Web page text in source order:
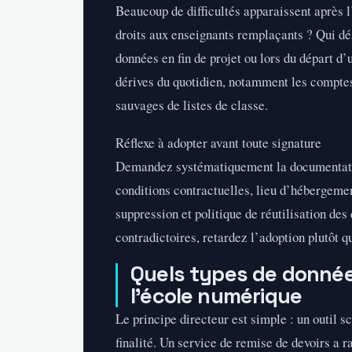
Beaucoup de difficultés apparaissent
droits aux enseignants remplaçants ? Qui
données en fin de projet ou lors du départ
dérives du quotidien, notamment les
sauvages de listes de classe.
Réflexe à adopter avant toute signature
Demandez systématiquement la
conditions contractuelles, lieu
suppression et politique de réutilisation
contradictoires, retardez l’adoption plutôt
Quels types de
l’école numérique
Le principe directeur est simple : un outil
finalité. Un service de remise de devoirs a